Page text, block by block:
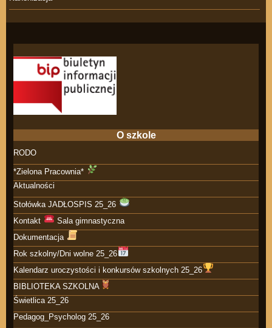
O szkole
RODO
*Zielona Pracownia*
Aktualności
Stołówka JADŁOSPIS 25_26
Kontakt
Sala gimnastyczna
Dokumentacja
Rok szkolny/Dni wolne 25_26
Kalendarz uroczystości i konkursów szkolnych 25_26
BIBLIOTEKA SZKOLNA
Świetlica 25_26
Pedagog_Psycholog 25_26